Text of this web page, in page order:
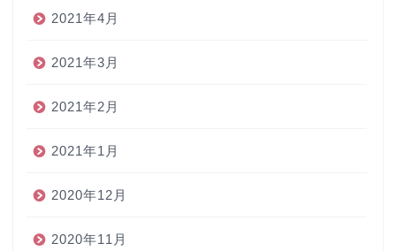
2021年4月
2021年3月
2021年2月
2021年1月
2020年12月
2020年11月